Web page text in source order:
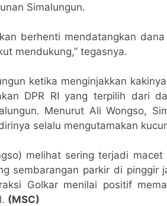
Simalungun.
berhenti mendatangkan dana
mendukung,” tegasnya.
ketika menginjakkan
DPR RI yang terpilih dari
Menurut Ali Wongso,
selalu mengutamakan
melihat sering terjadi macet
sembarangan parkir di pinggir
Golkar menilai positif
(MSC)